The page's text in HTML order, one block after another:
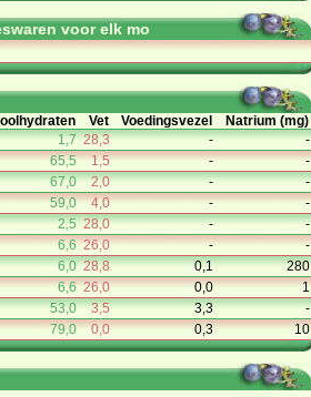
voor elk mo
Vet Voedingsvezel
Natrium (mg)
1,7 28,3 -
-
65,5 1,5 -
-
67,0 2,0 -
-
59,0 4,0 -
-
2,5 28,0 -
-
6,6 26,0 -
-
6,0 28,8 0,1
280
6,6 26,0 0,0
1
53,0 3,5 3,3
-
79,0 0,0 0,3 10